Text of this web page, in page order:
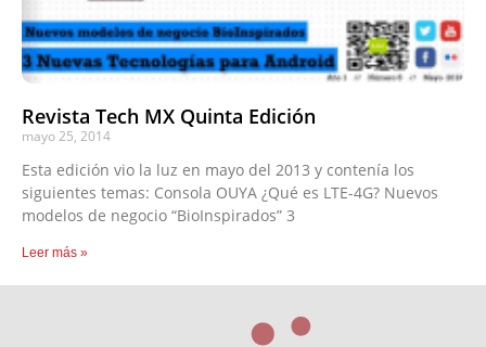
Revista Tech MX Quinta Edición
mayo 25, 2014
Esta edición vio la luz en mayo del 2013 y contenía los
siguientes temas: Consola OUYA ¿Qué es LTE-4G? Nuevos
modelos de negocio “BioInspirados” 3
Leer más »